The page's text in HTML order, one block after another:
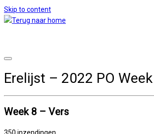
Skip to content
Erelijst – 2022 PO
Week 8 – Vers